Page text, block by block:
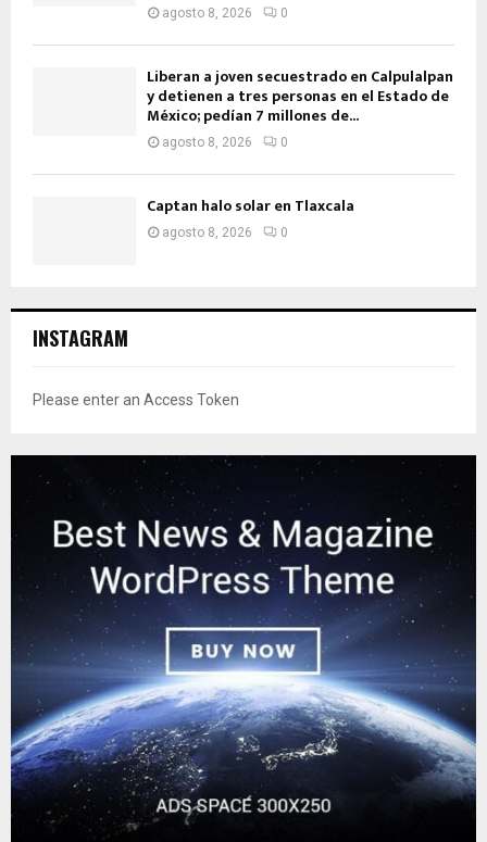
agosto 8, 2026 0
Liberan a joven secuestrado en Calpulalpan
y detienen a tres personas en el Estado de
México; pedían 7 millones de...
agosto 8, 2026 0
Captan halo solar en Tlaxcala
agosto 8, 2026 0
INSTAGRAM
Please enter an Access Token